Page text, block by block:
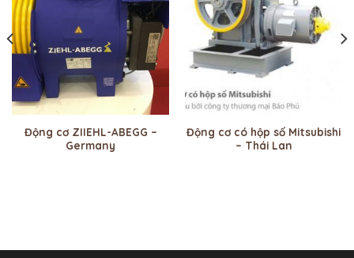
Động cơ ZIIEHL-ABEGG –
Germany
Động cơ có hộp số Mitsubishi
– Thái Lan